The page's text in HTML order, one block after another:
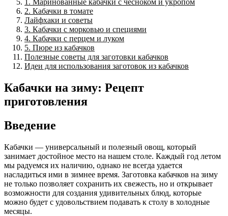
2. Кабачки в томате
Лайфхаки и советы
3. Кабачки с морковью и специями
4. Кабачки с перцем и луком
5. Пюре из кабачков
Полезные советы для заготовки кабачков
Идеи для использования заготовок из кабачков
Кабачки на зиму: Рецепт
приготовления
Введение
Кабачки — универсальный и полезный овощ, который
занимает достойное место на нашем столе. Каждый год летом
мы радуемся их наличию, однако не всегда удается
насладиться ими в зимнее время. Заготовка кабачков на зиму
не только позволяет сохранить их свежесть, но и открывает
возможности для создания удивительных блюд, которые
можно будет с удовольствием подавать к столу в холодные
месяцы.